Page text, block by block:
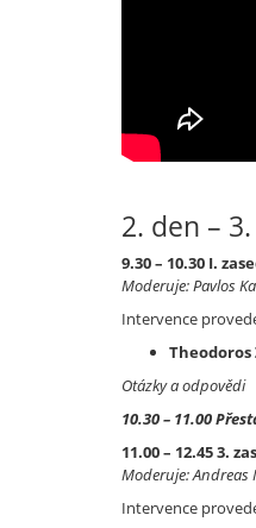
2. den –
9.30 – 10.30 I.
Moderuje: Pavlos
Intervence
Theodoros
Otázky a odpovědi
10.30 – 11.00
11.00 – 12.45 3.
Moderuje: Andreas
Intervence